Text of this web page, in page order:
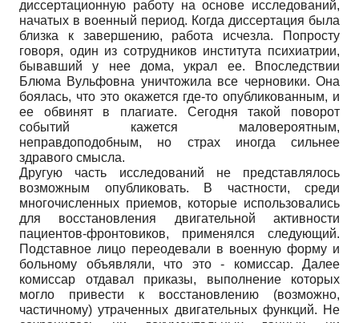
диссертационную работу на основе исследований,
начатых в военный период. Когда диссертация была
близка к завершению, работа исчезла. Попросту
говоря, один из сотрудников института психиатрии,
бывавший у нее дома, украл ее. Впоследствии
Блюма Вульфовна уничтожила все черновики. Она
боялась, что это окажется где-то опубликованным, и
ее обвинят в плагиате. Сегодня такой поворот
событий кажется маловероятным,
неправдоподобным, но страх иногда сильнее
здравого смысла.
Другую часть исследований не представлялось
возможным опубликовать. В частности, среди
многочисленных приемов, которые использовались
для восстановления двигательной активности
пациентов-фронтовиков, применялся следующий.
Подставное лицо переодевали в военную форму и
больному объявляли, что это - комиссар. Далее
комиссар отдавал приказы, выполнение которых
могло привести к восстановлению (возможно,
частичному) утраченных двигательных функций. Не